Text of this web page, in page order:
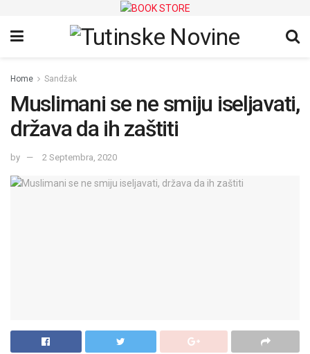
Home Sandžak
Muslimani se ne smiju iseljavati,
država da ih zaštiti
by 2 Septembra, 2020